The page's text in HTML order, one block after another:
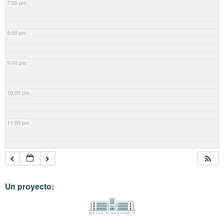
7:00 pm
8:00 pm
9:00 pm
10:00 pm
11:00 pm
Un proyecto: